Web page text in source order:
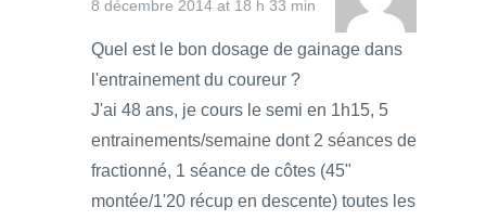
8 décembre 2014 at 18 h 33 min
Quel est le bon dosage de gainage dans
l'entrainement du coureur ?
J'ai 48 ans, je cours le semi en 1h15, 5
entrainements/semaine dont 2 séances de
fractionné, 1 séance de côtes (45"
montée/1'20 récup en descente) toutes les